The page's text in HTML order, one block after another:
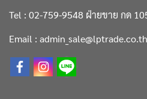
Tel : 02-759-9548 ฝ่ายขาย กด
Email : admin_sale@lptrade.co.th